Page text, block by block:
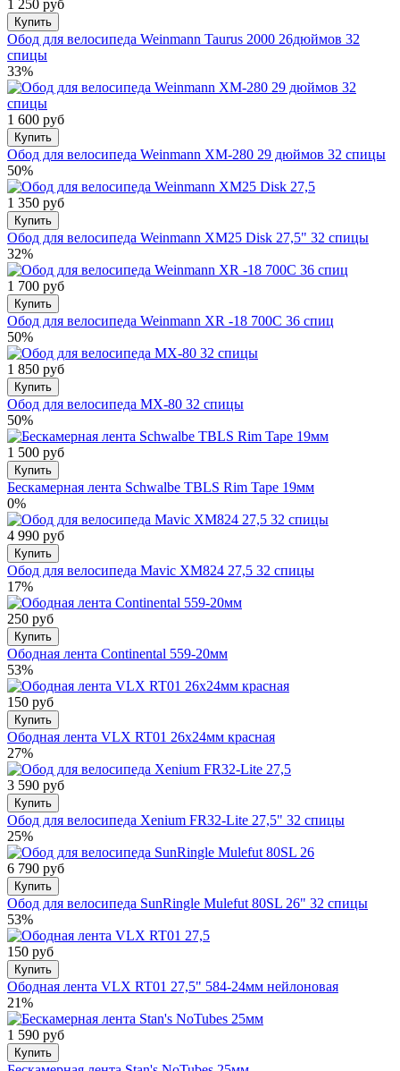
1 250 руб
Купить
Обод для велосипеда Weinmann Taurus 2000 26дюймов 32
спицы
33%
1 600 руб
Купить
Обод для велосипеда Weinmann XM-280 29 дюймов 32 спицы
50%
1 350 руб
Купить
Обод для велосипеда Weinmann XM25 Disk 27,5" 32 спицы
32%
1 700 руб
Купить
Обод для велосипеда Weinmann XR -18 700С 36 спиц
50%
1 850 руб
Купить
Обод для велосипеда MX-80 32 спицы
50%
1 500 руб
Купить
Бескамерная лента Schwalbe TBLS Rim Tape 19мм
0%
4 990 руб
Купить
Обод для велосипеда Mavic XM824 27,5 32 спицы
17%
250 руб
Купить
Ободная лента Continental 559-20мм
53%
150 руб
Купить
Ободная лента VLX RT01 26х24мм красная
27%
3 590 руб
Купить
Обод для велосипеда Xenium FR32-Lite 27,5" 32 спицы
25%
6 790 руб
Купить
Обод для велосипеда SunRingle Mulefut 80SL 26" 32 спицы
53%
150 руб
Купить
Ободная лента VLX RT01 27,5" 584-24мм нейлоновая
21%
1 590 руб
Купить